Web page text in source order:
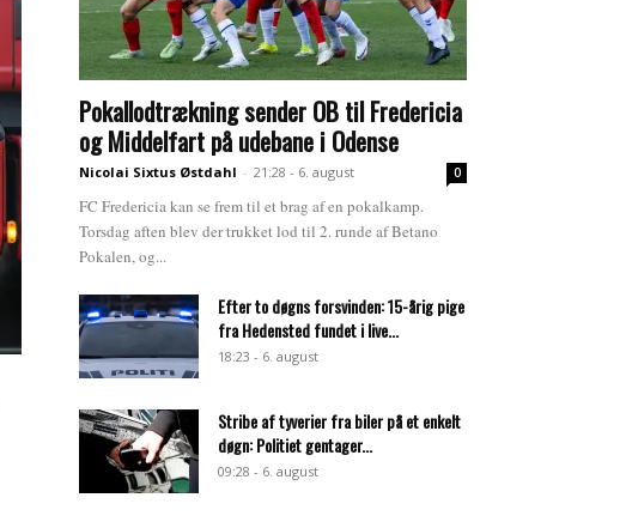
Pokallodtrækning sender OB til Fredericia
og Middelfart på udebane i Odense
Nicolai Sixtus Østdahl - 21:28 - 6. august 0
FC Fredericia kan se frem til et brag af en pokalkamp.
Torsdag aften blev der trukket lod til 2. runde af Betano
Pokalen, og...
Efter to døgns forsvinden: 15-årig pige
fra Hedensted fundet i live...
18:23 - 6. august
Stribe af tyverier fra biler på et enkelt
døgn: Politiet gentager...
09:28 - 6. august